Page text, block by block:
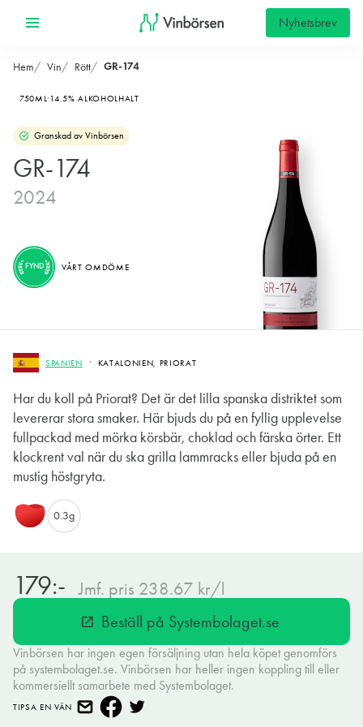
Nyhetsbrev
Hem Vin Rött GR-174
750ML 14.5% ALKOHOLHALT
Granskad av Vinbörsen
GR-174
2024
SPANIEN KATALONIEN, PRIORAT
Har du koll på Priorat? Det är det lilla spanska distriktet som
levererar stora smaker. Här bjuds du på en fyllig upplevelse
fullpackad med mörka körsbär, choklad och färska örter. Ett
klockrent val när du ska grilla lammracks eller bjuda på en
mustig höstgryta.
FYND VÅRT OMDÖME
0.3g
179:- Jmf. pris 238.67 kr/l
open_in_new Beställ på Systembolaget.se
Vinbörsen har ingen egen försäljning utan hela köpet genomförs
på systembolaget.se. Vinbörsen har heller ingen koppling till eller
kommersiellt samarbete med Systembolaget.
TIPSA EN VÄN